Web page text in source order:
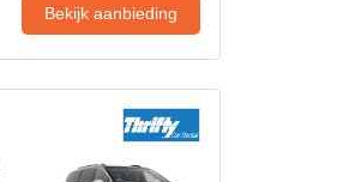
Bekijk aanbieding